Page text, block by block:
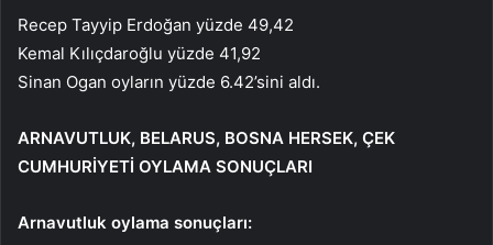
Recep Tayyip Erdoğan yüzde 49,42
Kemal Kılıçdaroğlu yüzde 41,92
Sinan Ogan oyların yüzde 6.42’sini aldı.
ARNAVUTLUK, BELARUS, BOSNA HERSEK, ÇEK
CUMHURİYETİ OYLAMA SONUÇLARI
Arnavutluk oylama sonuçları: